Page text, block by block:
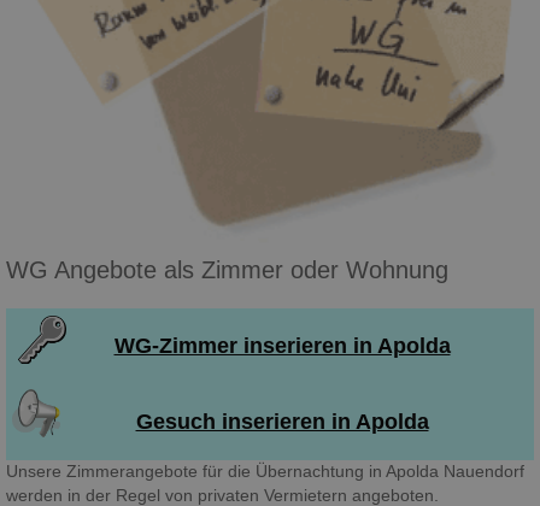
WG Angebote als Zimmer oder Wohnung
WG-Zimmer inserieren in Apolda
Gesuch inserieren in Apolda
Unsere Zimmerangebote für die Übernachtung in Apolda Nauendorf
werden in der Regel von privaten Vermietern angeboten.